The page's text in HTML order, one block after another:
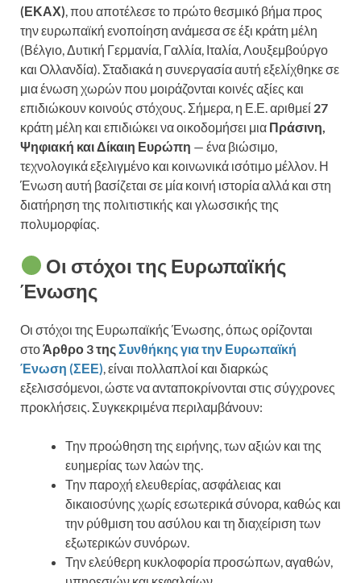
(ΕΚΑΧ) , που αποτέλεσε το πρώτο θεσμικό βήμα προς
την ευρωπαϊκή ενοποίηση ανάμεσα σε έξι κράτη μέλη
(Βέλγιο, Δυτική Γερμανία, Γαλλία, Ιταλία, Λουξεμβούργο
και Ολλανδία). Σταδιακά η συνεργασία αυτή εξελίχθηκε σε
μια ένωση χωρών που μοιράζονται κοινές αξίες και
επιδιώκουν κοινούς στόχους. Σήμερα, η Ε.Ε. αριθμεί 27
κράτη μέλη και επιδιώκει να οικοδομήσει μια Πράσινη,
Ψηφιακή και Δίκαιη Ευρώπη — ένα βιώσιμο,
τεχνολογικά εξελιγμένο και κοινωνικά ισότιμο μέλλον. Η
Ένωση αυτή βασίζεται σε μία κοινή ιστορία αλλά και στη
διατήρηση της πολιτιστικής και γλωσσικής της
πολυμορφίας.
Οι στόχοι της Ευρωπαϊκής
Ένωσης
Οι στόχοι της Ευρωπαϊκής Ένωσης, όπως ορίζονται
στοΆρθρο 3 τηςΣυνθήκης για την Ευρωπαϊκή
Ένωση (ΣΕΕ), είναι πολλαπλοί και διαρκώς
εξελισσόμενοι, ώστε να ανταποκρίνονται στις σύγχρονες
προκλήσεις. Συγκεκριμένα περιλαμβάνουν:
Την προώθηση της ειρήνης, των αξιών και της
ευημερίας των λαών της.
Την παροχή ελευθερίας, ασφάλειας και
δικαιοσύνης χωρίς εσωτερικά σύνορα, καθώς και
την ρύθμιση του ασύλου και τη διαχείριση των
εξωτερικών συνόρων.
Την ελεύθερη κυκλοφορία προσώπων, αγαθών,